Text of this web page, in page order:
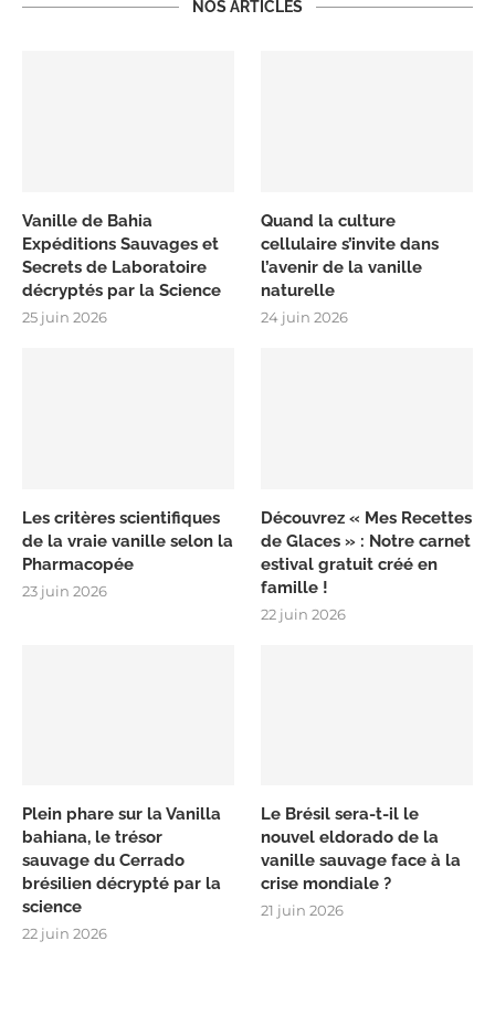
NOS ARTICLES
Vanille de Bahia
Expéditions Sauvages et
Secrets de Laboratoire
décryptés par la Science
25 juin 2026
Quand la culture
cellulaire s’invite dans
l’avenir de la vanille
naturelle
24 juin 2026
Les critères scientifiques
de la vraie vanille selon la
Pharmacopée
23 juin 2026
Découvrez « Mes Recettes
de Glaces » : Notre carnet
estival gratuit créé en
famille !
22 juin 2026
Plein phare sur la Vanilla
bahiana, le trésor
sauvage du Cerrado
brésilien décrypté par la
science
22 juin 2026
Le Brésil sera-t-il le
nouvel eldorado de la
vanille sauvage face à la
crise mondiale ?
21 juin 2026